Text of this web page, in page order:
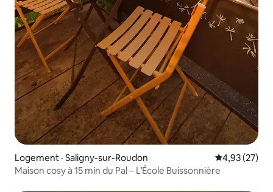
Logement · Saligny-sur-Roudon Note
4,93 (27)
Maison cosy à 15 min du Pal – L’École Buissonnière